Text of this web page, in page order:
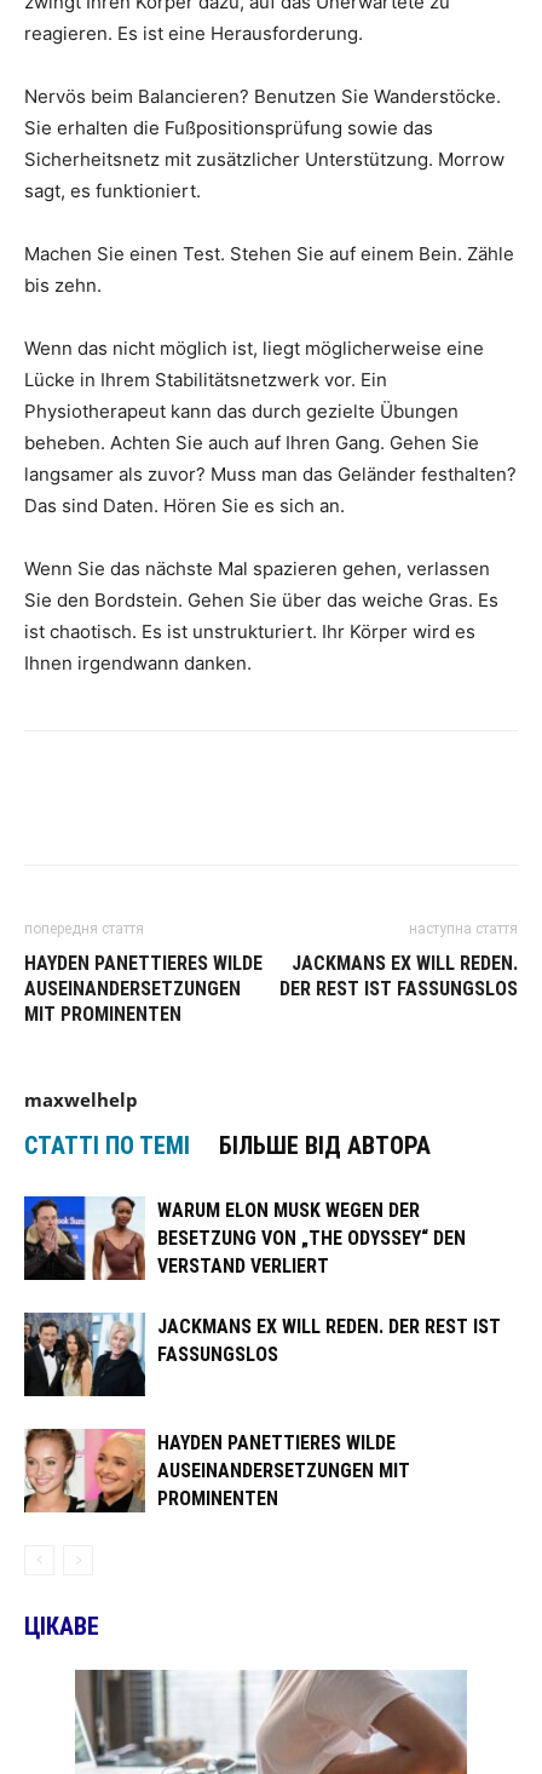
reagieren. Es ist eine Herausforderung.
Nervös beim Balancieren? Benutzen Sie Wanderstöcke.
Sie erhalten die Fußpositionsprüfung sowie das
Sicherheitsnetz mit zusätzlicher Unterstützung. Morrow
sagt, es funktioniert.
Machen Sie einen Test. Stehen Sie auf einem Bein. Zähle
bis zehn.
Wenn das nicht möglich ist, liegt möglicherweise eine
Lücke in Ihrem Stabilitätsnetzwerk vor. Ein
Physiotherapeut kann das durch gezielte Übungen
beheben. Achten Sie auch auf Ihren Gang. Gehen Sie
langsamer als zuvor? Muss man das Geländer festhalten?
Das sind Daten. Hören Sie es sich an.
Wenn Sie das nächste Mal spazieren gehen, verlassen
Sie den Bordstein. Gehen Sie über das weiche Gras. Es
ist chaotisch. Es ist unstrukturiert. Ihr Körper wird es
Ihnen irgendwann danken.
попередня стаття
HAYDEN PANETTIERES WILDE
AUSEINANDERSETZUNGEN
MIT PROMINENTEN
наступна стаття
JACKMANS EX WILL REDEN.
DER REST IST FASSUNGSLOS
maxwelhelp
СТАТТІ ПО ТЕМІ БІЛЬШЕ ВІД АВТОРА
WARUM ELON MUSK WEGEN DER
BESETZUNG VON „THE ODYSSEY“ DEN
VERSTAND VERLIERT
JACKMANS EX WILL REDEN. DER REST IST
FASSUNGSLOS
HAYDEN PANETTIERES WILDE
AUSEINANDERSETZUNGEN MIT
PROMINENTEN
ЦІКАВЕ